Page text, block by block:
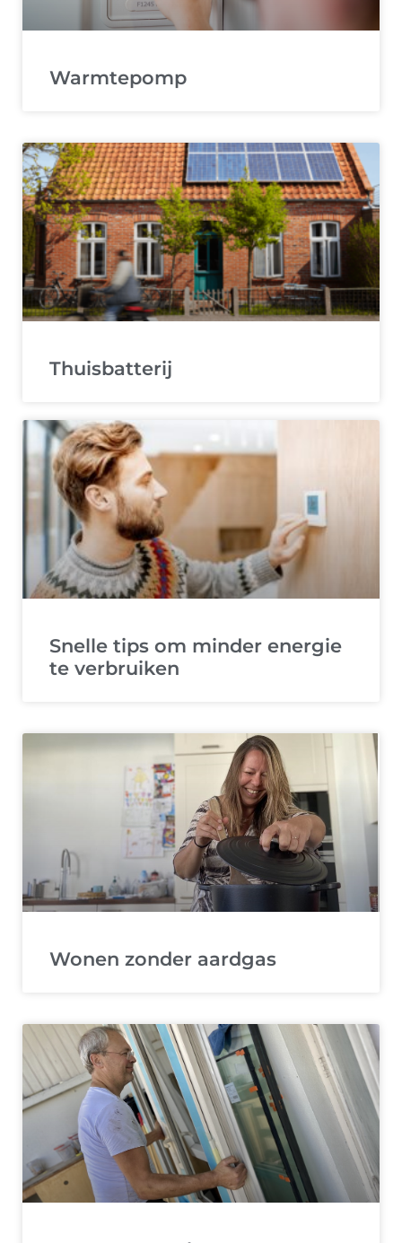
Warmtepomp
Thuisbatterij
Snelle tips om minder energie
te verbruiken
Wonen zonder aardgas